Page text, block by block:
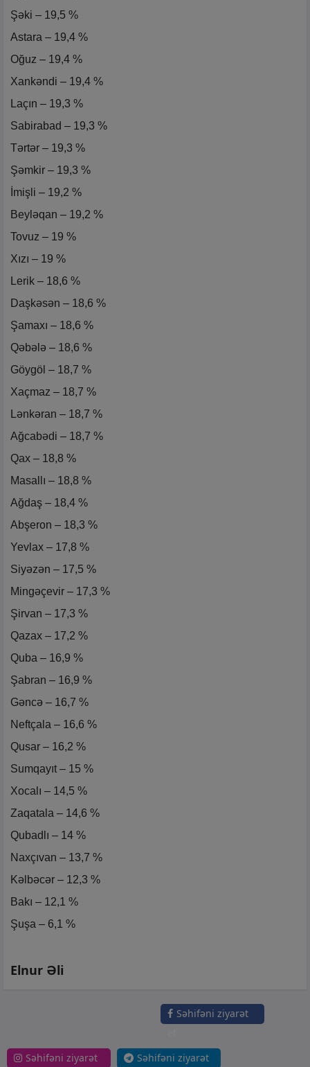
Şəki – 19,5 %
Astara – 19,4 %
Oğuz – 19,4 %
Xankəndi – 19,4 %
Laçın – 19,3 %
Sabirabad – 19,3 %
Tərtər – 19,3 %
Şəmkir – 19,3 %
İmişli – 19,2 %
Beyləqan – 19,2 %
Tovuz – 19 %
Xızı – 19 %
Lerik – 18,6 %
Daşkəsən – 18,6 %
Şamaxı – 18,6 %
Qəbələ – 18,6 %
Göygöl – 18,7 %
Xaçmaz – 18,7 %
Lənkəran – 18,7 %
Ağcabədi – 18,7 %
Qax – 18,8 %
Masallı – 18,8 %
Ağdaş – 18,4 %
Abşeron – 18,3 %
Yevlax – 17,8 %
Siyəzən – 17,5 %
Mingəçevir – 17,3 %
Şirvan – 17,3 %
Qazax – 17,2 %
Quba – 16,9 %
Şabran – 16,9 %
Gəncə – 16,7 %
Neftçala – 16,6 %
Qusar – 16,2 %
Sumqayıt – 15 %
Xocalı – 14,5 %
Zaqatala – 14,6 %
Qubadlı – 14 %
Naxçıvan – 13,7 %
Kəlbəcər – 12,3 %
Bakı – 12,1 %
Şuşa – 6,1 %
Elnur Əli
Səhifəni ziyarət
Səhifəni ziyarət
Səhifəni ziyarət